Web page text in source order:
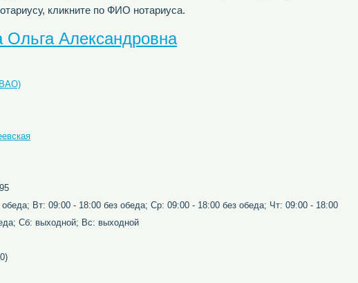
кликните по ФИО нотариуса.
Ольга Александровна
Вт: 09:00 - 18:00 без обеда; Ср: 09:00 - 18:00 без обеда; Чт: 09:00 - 18:00
Сб: выходной; Вс: выходной